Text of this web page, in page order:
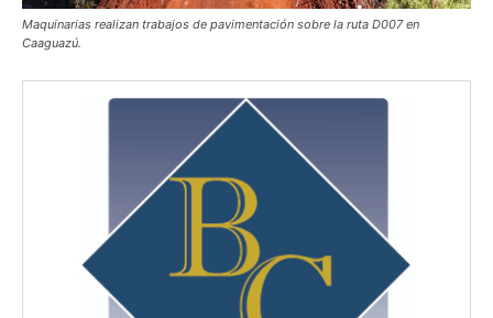
Maquinarias realizan trabajos de pavimentación sobre la ruta D007 en
Caaguazú.